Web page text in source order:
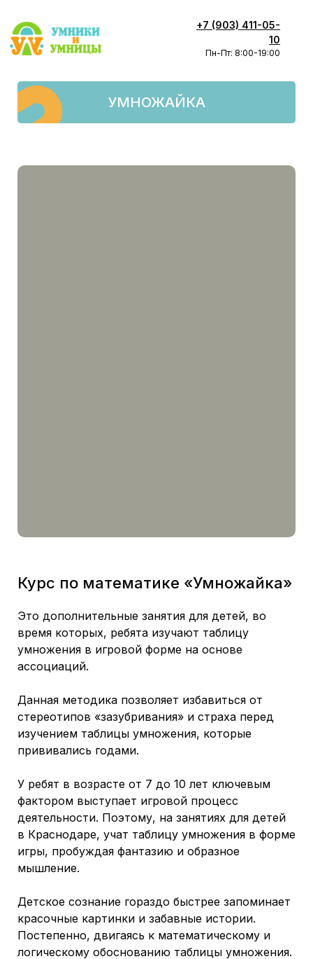
+7 (903) 411-05-
10
Пн-Пт: 8:00-19:00
УМНОЖАЙКА
Курс по математике «Умножайка»
Это дополнительные занятия для детей, во
время которых, ребята изучают таблицу
умножения в игровой форме на основе
ассоциаций.
Данная методика позволяет избавиться от
стереотипов «зазубривания» и страха перед
изучением таблицы умножения, которые
прививались годами.
У ребят в возрасте от 7 до 10 лет ключевым
фактором выступает игровой процесс
деятельности. Поэтому, на занятиях для детей
в Краснодаре, учат таблицу умножения в форме
игры, пробуждая фантазию и образное
мышление.
Детское сознание гораздо быстрее запоминает
красочные картинки и забавные истории.
Постепенно, двигаясь к математическому и
логическому обоснованию таблицы умножения.